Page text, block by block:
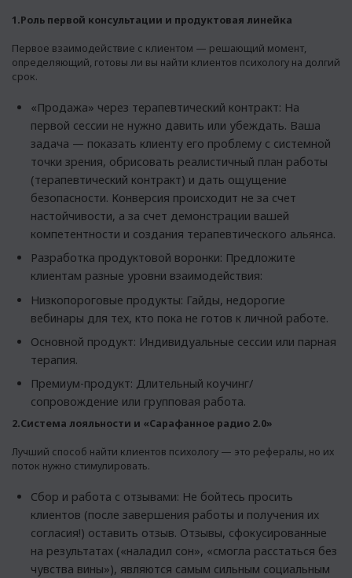
1.Роль первой консультации и продуктовая линейка
Первое взаимодействие с клиентом — решающий момент,
определяющий, готовы ли вы найти клиентов психологу на долгий
срок.
«Продажа» через терапевтический контракт: На
первой сессии не нужно давить или убеждать. Ваша
задача — показать клиенту его проблему с системной
точки зрения, обрисовать реалистичный план работы
(терапевтический контракт) и дать ощущение
безопасности. Конверсия происходит не за счет
настойчивости, а за счет демонстрации вашей
компетентности и создания терапевтического альянса.
Разработка продуктовой воронки: Предложите
клиентам разные уровни взаимодействия:
Низкопороговые продукты: Гайды, недорогие
вебинары для тех, кто пока не готов к личной работе.
Основной продукт: Индивидуальные сессии или парная
терапия.
Премиум-продукт: Длительный коучинг/
сопровождение или групповая работа.
2.Система лояльности и «Сарафанное радио 2.0»
Лучший способ найти клиентов психологу — это рефералы, но их
поток нужно стимулировать.
Сбор и работа с отзывами: Не бойтесь просить
клиентов (после завершения работы и получения их
согласия!) оставить отзыв. Отзывы, сфокусированные
на результатах («наладил сон», «смогла расстаться без
чувства вины»), являются самым сильным социальным